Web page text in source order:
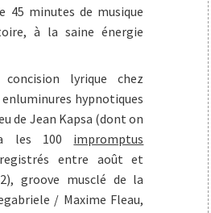
45 minutes de musique
à la saine énergie
lyrique chez
hypnotiques
de Jean Kapsa (dont on
les 100 impromptus
entre août et
groove musclé de la
/ Maxime Fleau,